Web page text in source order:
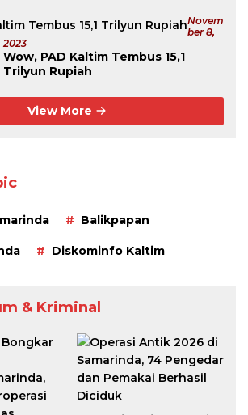
Novem
Ber 8,
2023
Wow, PAD Kaltim Tembus 15,1
Trilyun Rupiah
View More
Balikpapan
Diskominfo Kaltim
& Kriminal